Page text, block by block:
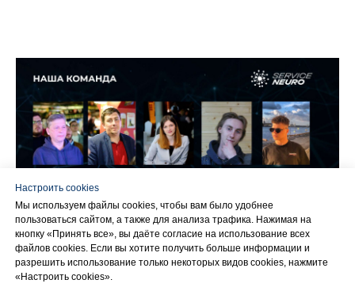
Настроить cookies
Мы используем файлы cookies, чтобы вам было удобнее
пользоваться сайтом, а также для анализа трафика. Нажимая на
кнопку «Принять все», вы даёте согласие на использование всех
файлов cookies. Если вы хотите получить больше информации и
разрешить использование только некоторых видов cookies, нажмите
«Настроить cookies».
Команда «ServiceNeuro»